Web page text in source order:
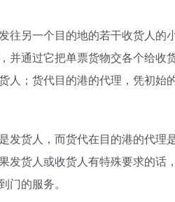
往另一个目的地的若干收货人的
并通过它把单票货物交各个给收
人；货代目的港的代理，凭初始
发货人，而货代在目的港的代理
发货人或收货人有特殊要求的话
的服务。